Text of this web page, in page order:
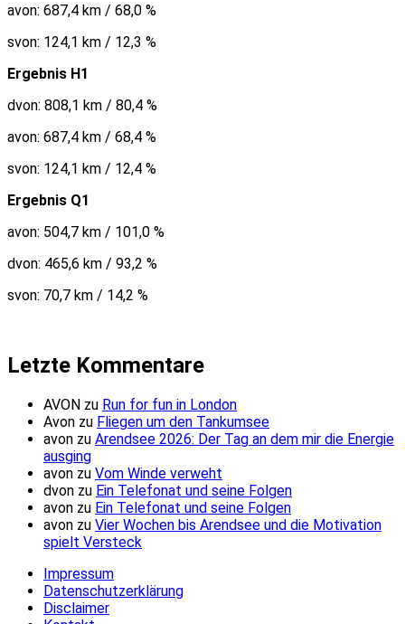
avon: 687,4 km / 68,0 %
svon: 124,1 km / 12,3 %
Ergebnis H1
dvon: 808,1 km / 80,4 %
avon: 687,4 km / 68,4 %
svon: 124,1 km / 12,4 %
Ergebnis Q1
avon: 504,7 km / 101,0 %
dvon: 465,6 km / 93,2 %
svon: 70,7 km / 14,2 %
Letzte Kommentare
AVON zu Run for fun in London
Avon zu Fliegen um den Tankumsee
avon zu Arendsee 2026: Der Tag an dem mir die Energie
ausging
avon zu Vom Winde verweht
dvon zu Ein Telefonat und seine Folgen
avon zu Ein Telefonat und seine Folgen
avon zu Vier Wochen bis Arendsee und die Motivation
spielt Versteck
Impressum
Datenschutzerklärung
Disclaimer